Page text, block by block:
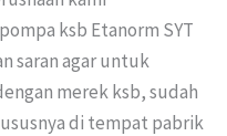
ksb Etanorm SYT
saran agar untuk
merek ksb, sudah
di tempat pabrik